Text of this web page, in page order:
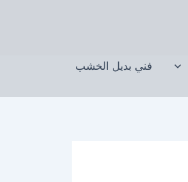
فني بديل الخشب